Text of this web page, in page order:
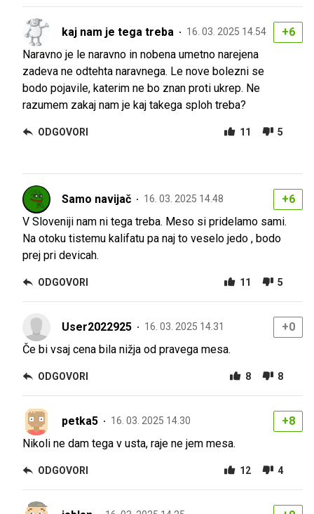
kaj nam je tega treba 16. 03. 2025 14.54
+6
Naravno je le naravno in nobena umetno narejena
zadeva ne odtehta naravnega. Le nove bolezni se
bodo pojavile, katerim ne bo znan proti ukrep. Ne
razumem zakaj nam je kaj takega sploh treba?
ODGOVORI 11 5
Samo navijač 16. 03. 2025 14.48
+6
V Sloveniji nam ni tega treba. Meso si pridelamo sami.
Na otoku tistemu kalifatu pa naj to veselo jedo , bodo
prej pri devicah.
ODGOVORI 11 5
User2022925 16. 03. 2025 14.31
+0
Če bi vsaj cena bila nižja od pravega mesa.
ODGOVORI 8 8
petka5 16. 03. 2025 14.30
+8
Nikoli ne dam tega v usta, raje ne jem mesa.
ODGOVORI 12 4